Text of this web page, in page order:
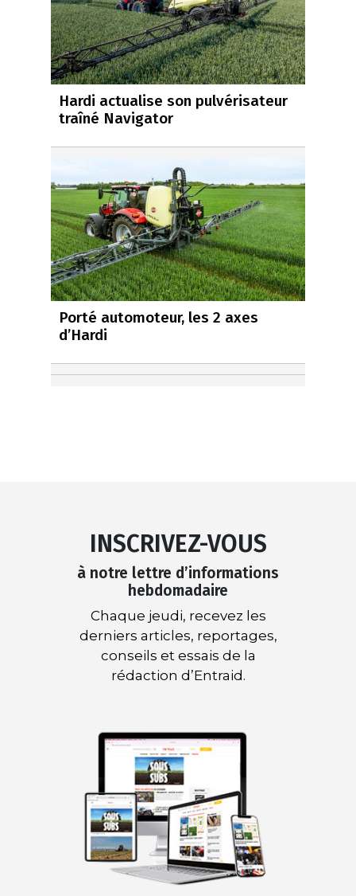
Hardi actualise son pulvérisateur
traîné Navigator
Porté automoteur, les 2 axes
d’Hardi
INSCRIVEZ-VOUS
à notre lettre d’informations
hebdomadaire
Chaque jeudi, recevez les
derniers articles, reportages,
conseils et essais de la
rédaction d’Entraid.